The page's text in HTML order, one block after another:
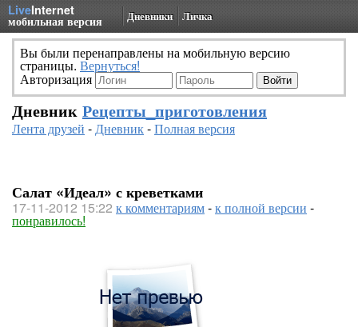
LiveInternet
мобильная версия Дневники Личка
Вы были перенаправлены на мобильную версию
страницы. Вернуться!
Авторизация
Дневник Рецепты_приготовления
Лента друзей -Дневник-Полная версия
Салат «Идеал» с креветками
17-11-2012 15:22 к комментариям-к полной версии -
понравилось!